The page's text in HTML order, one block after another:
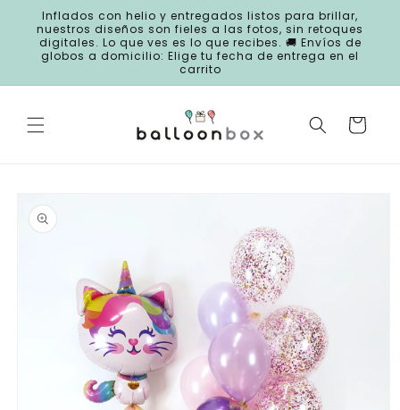
directamente
al contenido
Inflados con helio y entregados listos para brillar,
nuestros diseños son fieles a las fotos, sin retoques
digitales. Lo que ves es lo que recibes. 🚚 Envíos de
globos a domicilio: Elige tu fecha de entrega en el
carrito
Carrito
a la
información